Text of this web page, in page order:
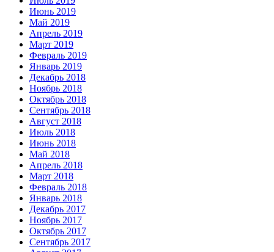
Июнь 2019
Май 2019
Апрель 2019
Март 2019
Февраль 2019
Январь 2019
Декабрь 2018
Ноябрь 2018
Октябрь 2018
Сентябрь 2018
Август 2018
Июль 2018
Июнь 2018
Май 2018
Апрель 2018
Март 2018
Февраль 2018
Январь 2018
Декабрь 2017
Ноябрь 2017
Октябрь 2017
Сентябрь 2017